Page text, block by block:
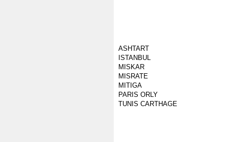
ASHTART
ISTANBUL
MISKAR
MISRATE
MITIGA
PARIS ORLY
TUNIS CARTHAGE